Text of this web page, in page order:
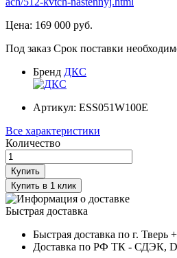
Цена: 169 000 руб.
Под заказ Срок поставки
Бренд ДКС
Артикул: ESS051W100E
Все характеристики
Количество
Купить
Купить в 1 клик
Быстрая доставка
Быстрая доставка по г. Тверь
Доставка по РФ ТК - СДЭК,